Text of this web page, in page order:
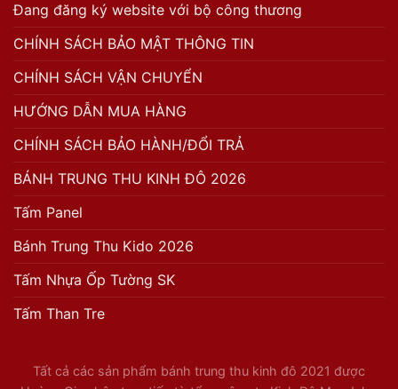
Đang đăng ký website với bộ công thương
CHÍNH SÁCH BẢO MẬT THÔNG TIN
CHÍNH SÁCH VẬN CHUYỂN
HƯỚNG DẪN MUA HÀNG
CHÍNH SÁCH BẢO HÀNH/ĐỔI TRẢ
BÁNH TRUNG THU KINH ĐÔ 2026
Tấm Panel
Bánh Trung Thu Kido 2026
Tấm Nhựa Ốp Tường SK
Tấm Than Tre
Tất cả các sản phẩm bánh trung thu kinh đô 2021 được